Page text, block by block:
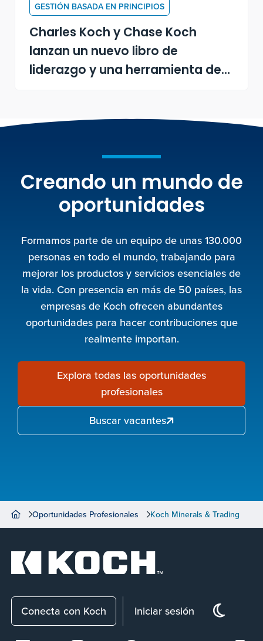
GESTIÓN BASADA EN PRINCIPIOS
Charles Koch y Chase Koch
lanzan un nuevo libro de
liderazgo y una herramienta de
Creando un mundo de
oportunidades
Formamos parte de un equipo de unas 130.000
personas en todo el mundo, trabajando para
mejorar los productos y servicios esenciales de
la vida. Con presencia en más de 50 países, las
empresas de Koch ofrecen abundantes
oportunidades para hacer contribuciones que
realmente importan.
Explora todas las oportunidades
profesionales
Buscar vacantes
Oportunidades Profesionales Koch Minerals & Trading
Conecta con Koch Iniciar sesión